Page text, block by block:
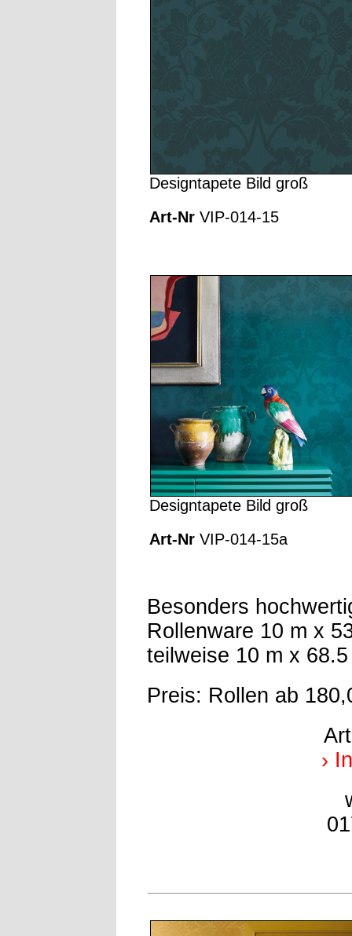
Designtapete Bild groß
Art-Nr VIP-014-15
Designtapete Bild groß
Art-Nr VIP-014-15a
Besonders
Rollenware 10 m x
teilweise 10 m x
Preis: Rollen ab
›